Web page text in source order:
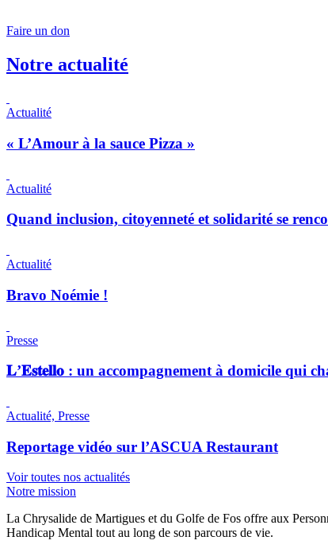
Faire un don
Notre actualité
Actualité
« L’Amour à la sauce Pizza »
Actualité
Quand inclusion, citoyenneté et solidarité se
Actualité
Bravo Noémie !
Presse
𝐋’𝐄𝐬𝐭𝐞𝐥𝐥𝐨 : un accompagnement à domicile qui
Actualité, Presse
Reportage vidéo sur l’ASCUA Restaurant
Voir toutes nos actualités
Notre mission
La Chrysalide de Martigues et du Golfe de Fos offre aux
Handicap Mental tout au long de son parcours de vie.